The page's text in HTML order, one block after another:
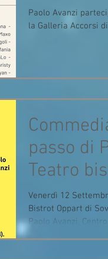
Paolo Avanzi
la Galleria Accorsi
passo di
Teatro
Sovico
Venerdì 12
Bistrot Oppart di Sovico (MB)
Paolo Avanzi. Centro